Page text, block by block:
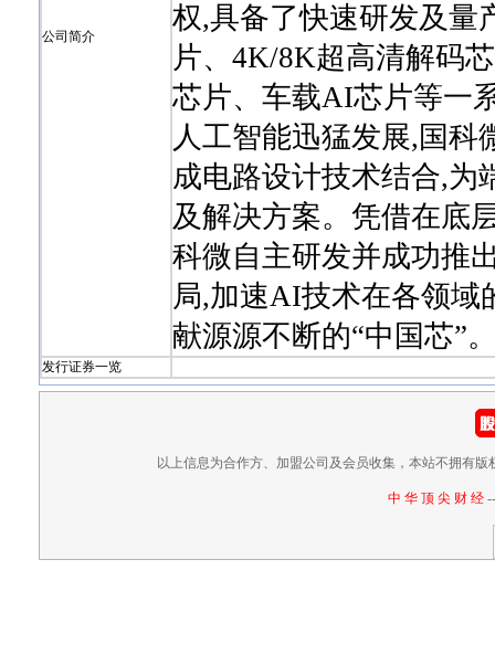
公司简介
权,具备了快速研发及量
片、4K/8K超高清解码
芯片、车载AI芯片等一
人工智能迅猛发展,国科
成电路设计技术结合,为
及解决方案。凭借在底
科微自主研发并成功推
局,加速AI技术在各领域
献源源不断的“中国芯”
发行证券一览
以上信息为合作方、加盟公司及会员收集，本站不拥有
中 华 顶 尖 财 经